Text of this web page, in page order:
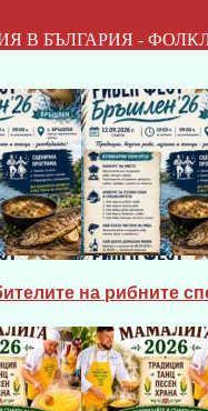
В БЪЛГАРИЯ -
на рибните